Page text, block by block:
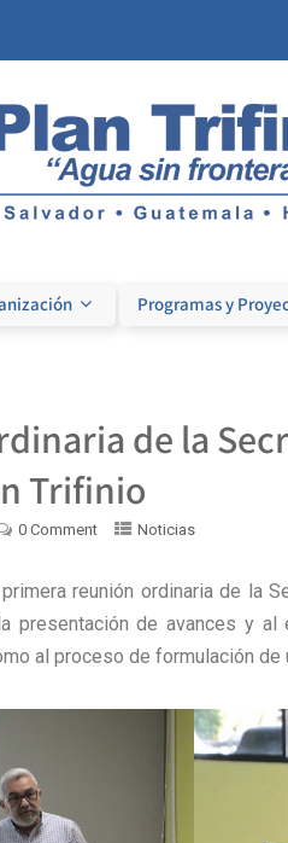
Programas y
de la
Trifinio
0 Comment Noticias
reunión ordinaria de la
presentación de avances y
al proceso de formulación de